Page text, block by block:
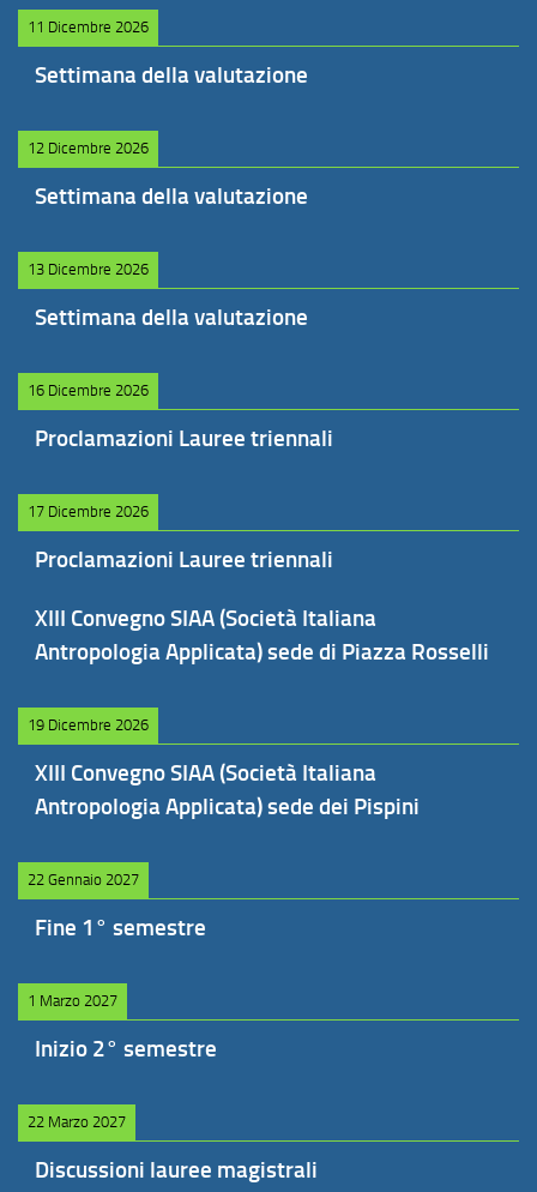
11 Dicembre 2026
Settimana della valutazione
12 Dicembre 2026
Settimana della valutazione
13 Dicembre 2026
Settimana della valutazione
16 Dicembre 2026
Proclamazioni Lauree triennali
17 Dicembre 2026
Proclamazioni Lauree triennali
XIII Convegno SIAA (Società Italiana
Antropologia Applicata) sede di Piazza Rosselli
19 Dicembre 2026
XIII Convegno SIAA (Società Italiana
Antropologia Applicata) sede dei Pispini
22 Gennaio 2027
Fine 1° semestre
1 Marzo 2027
Inizio 2° semestre
22 Marzo 2027
Discussioni lauree magistrali